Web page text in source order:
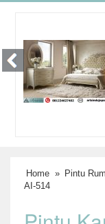
Home » Pintu
AI-514